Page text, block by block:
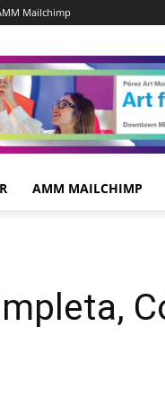
Mailchimp
AMM MAILCHIMP